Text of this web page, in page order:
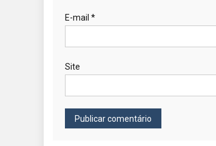
E-mail *
Site